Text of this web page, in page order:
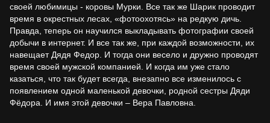
своей любимицы - коровы Мурки. Все так же Шарик проводит
время в окрестных лесах, «фотоохотясь» на редкую дичь.
Правда, теперь он научился выкладывать фотографии своей
добычи в интернет. И все так же, при каждой возможности, их
навещает Дядя Федор. И тогда они весело и дружно проводят
время своей мужской компанией. И когда им уже стало
казаться, что так будет всегда, внезапно все изменилось с
появлением одной маленькой девочки, родной сестры Дяди
Фёдора. И имя этой девочки – Вера Павловна.